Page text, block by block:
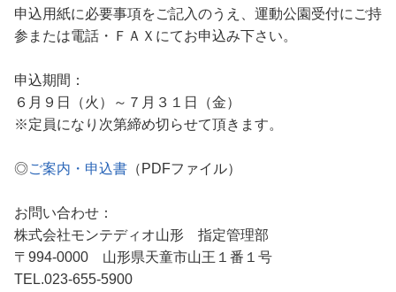
申込用紙に必要事項をご記入のうえ、運動公園受付にご持
参または電話・ＦＡＸにてお申込み下さい。
申込期間：
６月９日（火）～７月３１日（金）
※定員になり次第締め切らせて頂きます。
◎ご案内・申込書（PDFファイル）
お問い合わせ：
株式会社モンテディオ山形 指定管理部
〒994-0000 山形県天童市山王１番１号
TEL.023-655-5900